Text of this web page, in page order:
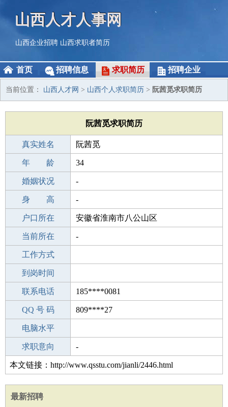
山西人才人事网
山西企业招聘 山西求职者简历
首页 招聘信息 求职简历 招聘企业
当前位置： 山西人才网 > 山西个人求职简历 > 阮茜觅求职简历
阮茜觅求职简历
真实姓名 阮茜觅
性 别 女
年 龄 34
出生年月 1992-02-28
婚姻状况 -
学 历 初中
身 高 -
毕业学校 聊城杨屯乡杨屯中学
户口所在 安徽省淮南市八公山区
所学专业 -
当前所在 -
工作经验
工作方式
驾 照
到岗时间
期望月薪
联系电话 185****0081
手机号码 185****0081
QQ 号 码 809****27
微信号码
电脑水平
外语水平
求职意向 -
本文链接：http://www.qsstu.com/jianli/2446.html
最新招聘